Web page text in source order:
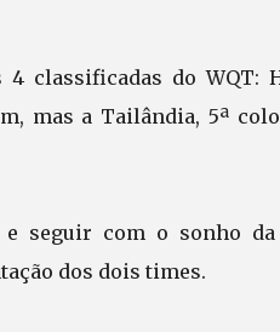
classificadas do WQT:
mas a Tailândia, 5ª
seguir com o sonho da
dos dois times.